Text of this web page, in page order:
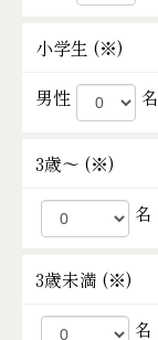
小学生 (※)
男性
名
3歳～ (※)
名
3歳未満 (※)
名